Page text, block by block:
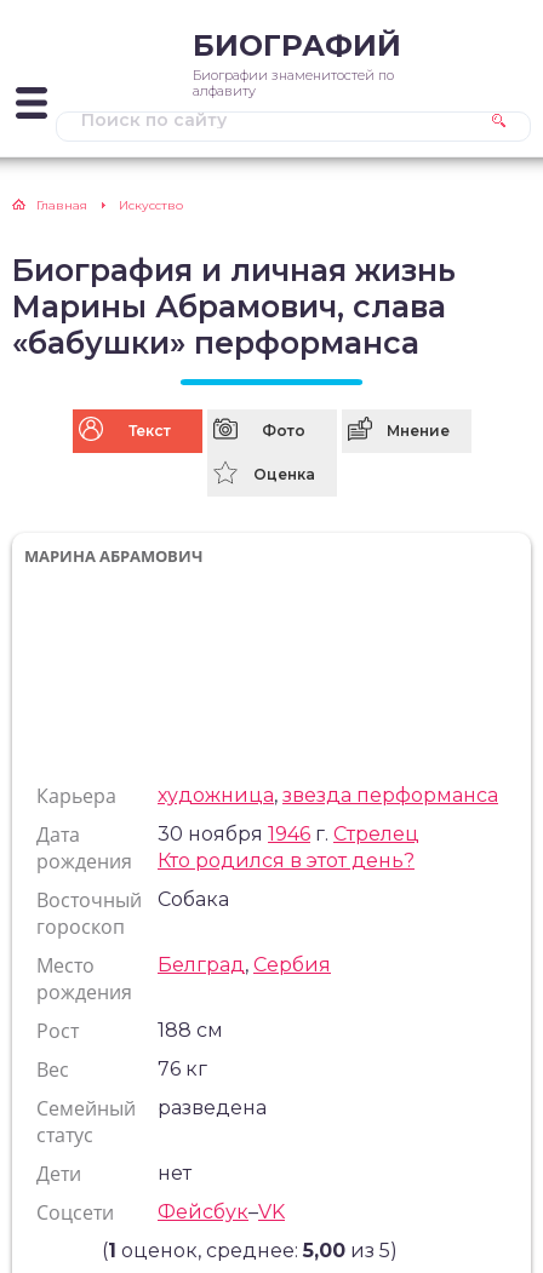
БИОГРАФИЙ
Биографии знаменитостей по
алфавиту
Главная Искусство
Биография и личная жизнь
Марины Абрамович, слава
«бабушки» перформанса
Текст Фото Мнение
Оценка
МАРИНА АБРАМОВИЧ
Карьера художница, звезда перформанса
Дата
рождения
30 ноября 1946 г. Стрелец
Кто родился в этот день?
Восточный
гороскоп
Собака
Место
рождения
Белград, Сербия
Рост 188 см
Вес 76 кг
Семейный
статус
разведена
Дети нет
Соцсети Фейсбук–VK
(1 оценок, среднее:5,00 из 5)